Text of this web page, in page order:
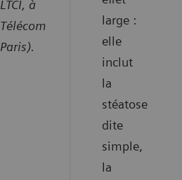
LTCI, à
Télécom
Paris).
large :
elle
inclut
la
stéatose
dite
simple,
la